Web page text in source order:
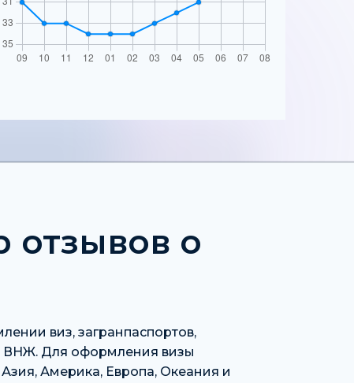
отзывов о
виз, загранпаспортов,
ВНЖ. Для оформления визы
Америка, Европа, Океания и